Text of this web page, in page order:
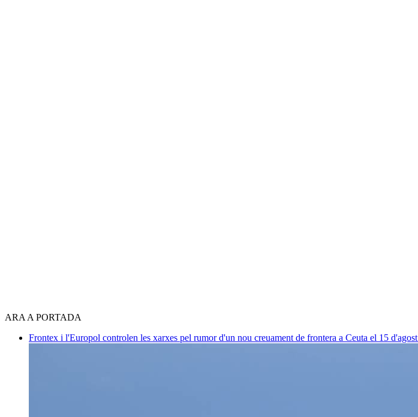
ARA A PORTADA
Frontex i l'Europol controlen les xarxes pel rumor d'un nou creuament de frontera a Ceuta el 15 d'agost